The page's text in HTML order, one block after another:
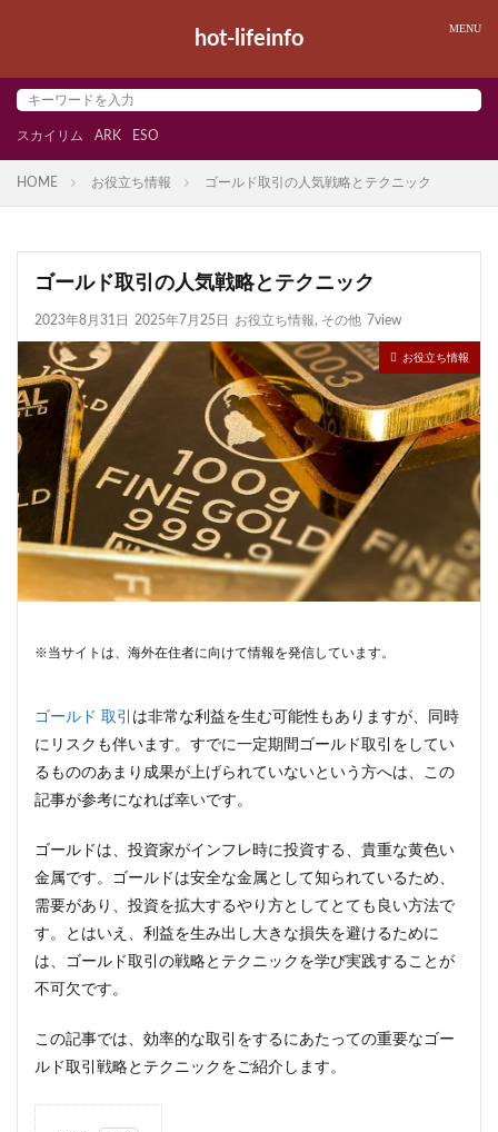
hot-lifeinfo
スカイリム ARK ESO
HOME お役立ち情報 ゴールド取引の人気戦略とテクニック
ゴールド取引の人気戦略とテクニック
2023年8月31日 2025年7月25日 お役立ち情報, その他 7view
お役立ち情報
※当サイトは、海外在住者に向けて情報を発信しています。
ゴールド 取引 は非常な利益を生む可能性もありますが、同時
にリスクも伴います。すでに一定期間ゴールド取引をしてい
るもののあまり成果が上げられていないという方へは、この
記事が参考になれば幸いです。
ゴールドは、投資家がインフレ時に投資する、貴重な黄色い
金属です。ゴールドは安全な金属として知られているため、
需要があり、投資を拡大するやり方としてとても良い方法で
す。とはいえ、利益を生み出し大きな損失を避けるために
は、ゴールド取引の戦略とテクニックを学び実践することが
不可欠です。
この記事では、効率的な取引をするにあたっての重要なゴー
ルド取引戦略とテクニックをご紹介します。